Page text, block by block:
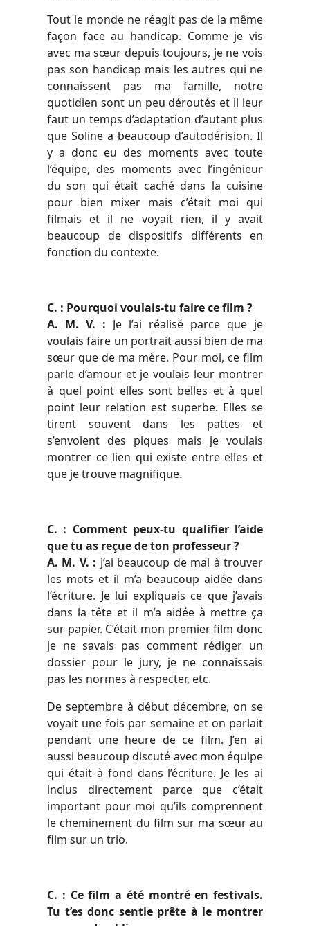
Tout le monde ne réagit pas de la même
façon face au handicap. Comme je vis
avec ma sœur depuis toujours, je ne vois
pas son handicap mais les autres qui ne
connaissent pas ma famille, notre
quotidien sont un peu déroutés et il leur
faut un temps d’adaptation d’autant plus
que Soline a beaucoup d’autodérision. Il
y a donc eu des moments avec toute
l’équipe, des moments avec l’ingénieur
du son qui était caché dans la cuisine
pour bien mixer mais c’était moi qui
filmais et il ne voyait rien, il y avait
beaucoup de dispositifs différents en
fonction du contexte.
C. : Pourquoi voulais-tu faire ce film ?
A. M. V. : Je l’ai réalisé parce que je
voulais faire un portrait aussi bien de ma
sœur que de ma mère. Pour moi, ce film
parle d’amour et je voulais leur montrer
à quel point elles sont belles et à quel
point leur relation est superbe. Elles se
tirent souvent dans les pattes et
s’envoient des piques mais je voulais
montrer ce lien qui existe entre elles et
que je trouve magnifique.
C. : Comment peux-tu qualifier l’aide
que tu as reçue de ton professeur ?
A. M. V. : J’ai beaucoup de mal à trouver
les mots et il m’a beaucoup aidée dans
l’écriture. Je lui expliquais ce que j’avais
dans la tête et il m’a aidée à mettre ça
sur papier. C’était mon premier film donc
je ne savais pas comment rédiger un
dossier pour le jury, je ne connaissais
pas les normes à respecter, etc.
De septembre à début décembre, on se
voyait une fois par semaine et on parlait
pendant une heure de ce film. J’en ai
aussi beaucoup discuté avec mon équipe
qui était à fond dans l’écriture. Je les ai
inclus directement parce que c’était
important pour moi qu’ils comprennent
le cheminement du film sur ma sœur au
film sur un trio.
C. : Ce film a été montré en festivals.
Tu t’es donc sentie prête à le montrer